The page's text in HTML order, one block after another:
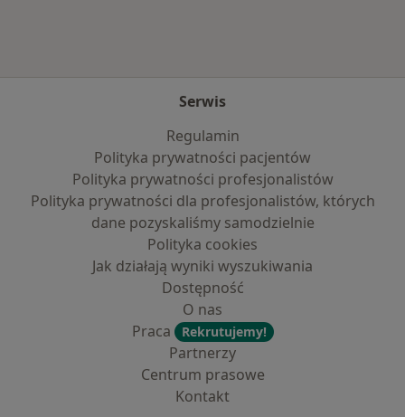
Serwis
Regulamin
Polityka prywatności pacjentów
Polityka prywatności profesjonalistów
Polityka prywatności dla profesjonalistów, których
dane pozyskaliśmy samodzielnie
Polityka cookies
Jak działają wyniki wyszukiwania
Dostępność
O nas
Praca
Rekrutujemy!
Partnerzy
Centrum prasowe
Kontakt